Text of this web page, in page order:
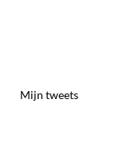
Mijn tweets